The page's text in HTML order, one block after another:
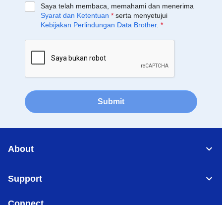
Saya telah membaca, memahami dan menerima
Syarat dan Ketentuan * serta menyetujui
Kebijakan Perlindungan Data Brother. *
Submit
About
Support